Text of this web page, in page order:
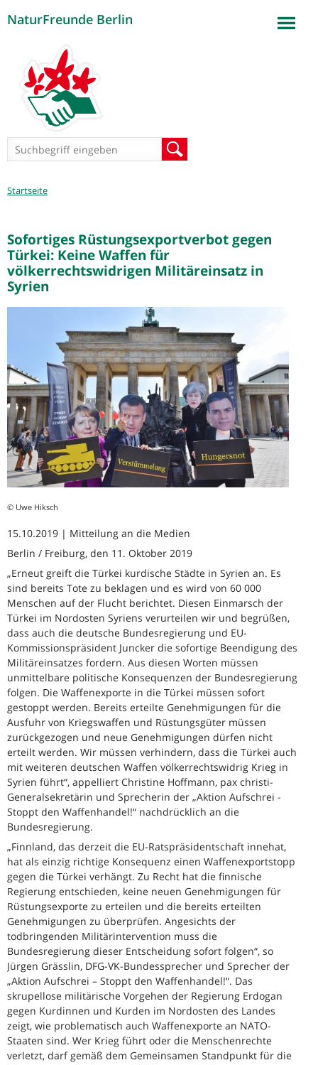
NaturFreunde Berlin
Suchformular
Sie
Startseite
Sofortiges Rüstungsexportverbot gegen
Türkei: Keine Waffen für
völkerrechtswidrigen Militäreinsatz in
Syrien
© Uwe Hiksch
15.10.2019 | Mitteilung an die Medien
Berlin / Freiburg, den 11. Oktober 2019
„Erneut greift die Türkei kurdische Städte in Syrien an. Es
sind bereits Tote zu beklagen und es wird von 60 000
Menschen auf der Flucht berichtet. Diesen Einmarsch der
Türkei im Nordosten Syriens verurteilen wir und begrüßen,
dass auch die deutsche Bundesregierung und EU-
Kommissionspräsident Juncker die sofortige Beendigung des
Militäreinsatzes fordern. Aus diesen Worten müssen
unmittelbare politische Konsequenzen der Bundesregierung
folgen. Die Waffenexporte in die Türkei müssen sofort
gestoppt werden. Bereits erteilte Genehmigungen für die
Ausfuhr von Kriegswaffen und Rüstungsgüter müssen
zurückgezogen und neue Genehmigungen dürfen nicht
erteilt werden. Wir müssen verhindern, dass die Türkei auch
mit weiteren deutschen Waffen völkerrechtswidrig Krieg in
Syrien führt“, appelliert Christine Hoffmann, pax christi-
Generalsekretärin und Sprecherin der „Aktion Aufschrei -
Stoppt den Waffenhandel!“ nachdrücklich an die
Bundesregierung.
„Finnland, das derzeit die EU-Ratspräsidentschaft innehat,
hat als einzig richtige Konsequenz einen Waffenexportstopp
gegen die Türkei verhängt. Zu Recht hat die finnische
Regierung entschieden, keine neuen Genehmigungen für
Rüstungsexporte zu erteilen und die bereits erteilten
Genehmigungen zu überprüfen. Angesichts der
todbringenden Militärintervention muss die
Bundesregierung dieser Entscheidung sofort folgen“, so
Jürgen Grässlin, DFG-VK-Bundessprecher und Sprecher der
„Aktion Aufschrei – Stoppt den Waffenhandel!“. Das
skrupellose militärische Vorgehen der Regierung Erdogan
gegen Kurdinnen und Kurden im Nordosten des Landes
zeigt, wie problematisch auch Waffenexporte an NATO-
Staaten sind. Wer Krieg führt oder die Menschenrechte
verletzt, darf gemäß dem Gemeinsamen Standpunkt für die